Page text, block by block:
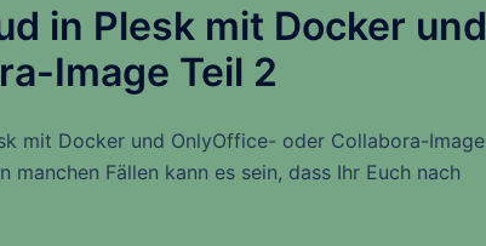
in Plesk mit Docker und
Image Teil 2
mit Docker und OnlyOffice- oder Collabora-Image
Fällen kann es sein, dass Ihr Euch nach